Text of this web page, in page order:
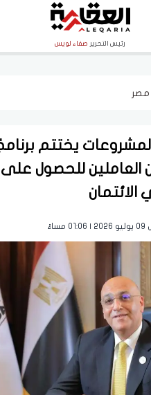
رئيس التحرير صفاء لويس
مصر
يختتم
50 من العاملين للحصول